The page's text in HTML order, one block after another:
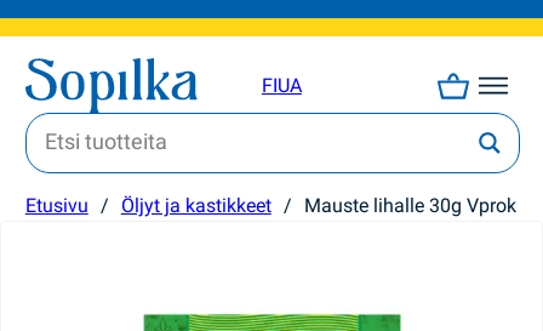
FIUA
Etusivu / Öljyt ja kastikkeet / Mauste lihalle 30g Vprok